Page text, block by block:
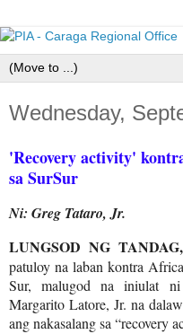
Wednesday,
'Recovery activity'
sa SurSur
Ni: Greg Tataro, Jr.
LUNGSOD NG
patuloy na laban kontra
Sur, malugod na iniulat
Margarito Latore, Jr. na
ang nakasalang sa “recovery